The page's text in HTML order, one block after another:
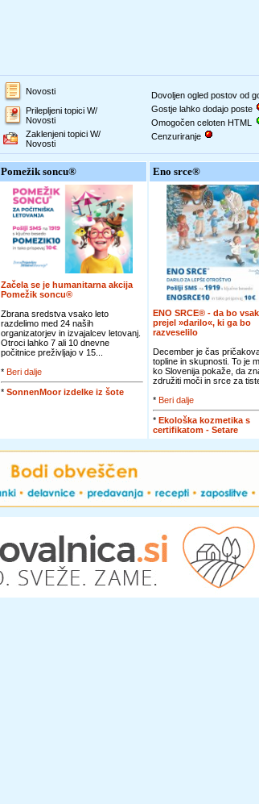
Novosti
Prilepljeni topici W/
Novosti
Zaklenjeni topici W/
Novosti
Dovoljen ogled postov od
Gostje lahko dodajo poste
Omogočen celoten HTML
Cenzuriranje
Pomežik soncu®
Začela se je humanitarna akcija
Pomežik soncu®
Zbrana sredstva vsako leto
razdelimo med 24 naših
organizatorjev in izvajalcev letovanj.
Otroci lahko 7 ali 10 dnevne
počitnice preživljajo v 15...
* Beri dalje
* SonnenMoor izdelke iz šote
Eno srce®
ENO SRCE® - da bo
prejel »darilo«, ki ga bo
razveselilo
December je čas
topline in skupnosti. To je
ko Slovenija pokaže, da
združiti moči in srce za
* Beri dalje
* Ekološka kozmetika s
certifikatom - Setare